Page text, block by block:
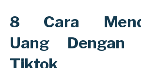
8 Cara
Uang
Tiktok